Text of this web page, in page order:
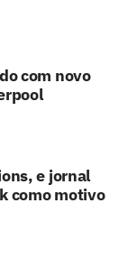
com novo
e jornal
como motivo